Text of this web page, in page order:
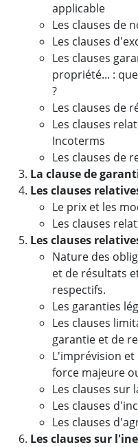
applicable
Les clauses de
Les clauses
Les clauses
propriété... :
?
Les clauses de
Les clauses
Incoterms
Les clauses de
La clause de
Les clauses
Le prix et les
Les clauses
Les clauses
Nature des
et de résultats
respectifs.
Les garanties
Les clauses
garantie et de
L'imprévision et
force majeure
Les clauses sur
Les clauses
Les clauses
Les clauses sur